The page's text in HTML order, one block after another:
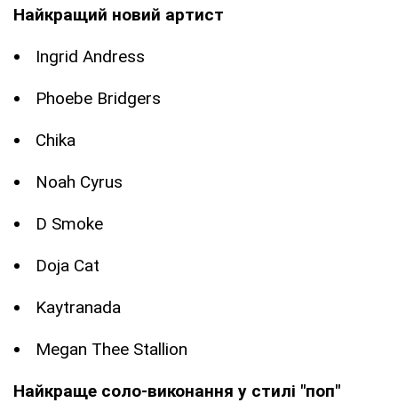
Найкращий новий артист
Ingrid Andress
Phoebe Bridgers
Chika
Noah Cyrus
D Smoke
Doja Cat
Kaytranada
Megan Thee Stallion
Найкраще соло-виконання у стилі "поп"